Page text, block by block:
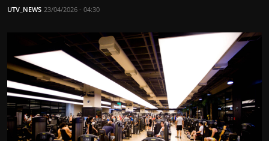
UTV_NEWS 23/04/2026 - 04:30